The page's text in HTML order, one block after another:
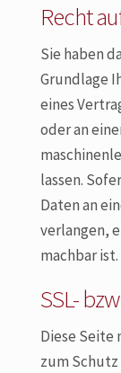
Recht
Sie haben
Grundlage
eines
oder an
lassen.
Daten an
verlangen,
machbar ist.
SSL-
Diese Seite
zum